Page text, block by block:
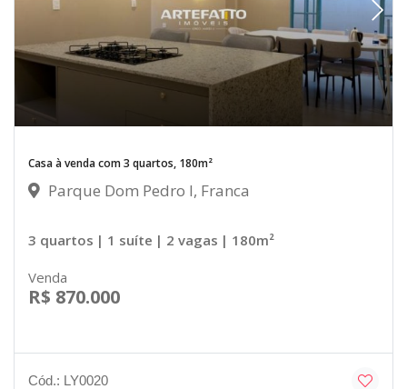
Casa à venda com 3 quartos, 180m²
Parque Dom Pedro I, Franca
3 quartos | 1 suíte | 2 vagas | 180m²
Venda
R$ 870.000
Cód.: LY0020